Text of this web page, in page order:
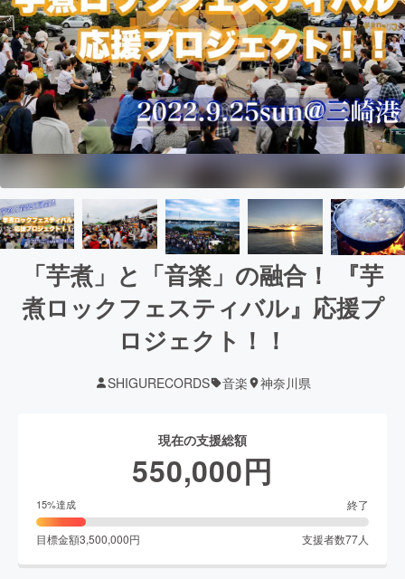
「芋煮」と「音楽」の融合！ 『芋
煮ロックフェスティバル』応援プ
ロジェクト！！
SHIGURECORDS 音楽 神奈川県
現在の支援総額
550,000円
15%達成 終了
目標金額3,500,000円 支援者数77人